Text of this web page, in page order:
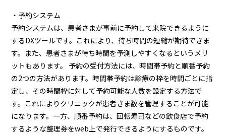
・予約システム
予約システムは、患者さまが事前に予約して来院できるように
するDXツールです。これにより、待ち時間の短縮が期待できま
す。また、患者さまが待ち時間を予測しやすくなるというメリ
ットもあります。 予約の受付方法には、時間帯予約と順番予約
の2つの方法があります。時間帯予約は診療の枠を時間ごとに指
定し、その時間枠に対して予約可能な人数を設定する方法で
す。これによりクリニックが患者さま数を管理することが可能
になります。一方、順番予約は、回転寿司などの飲食店で予約
するような整理券をweb上で発行できるようにするものです。